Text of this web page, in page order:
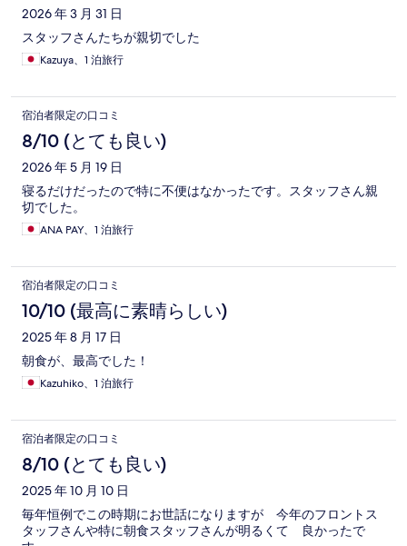
2026 年 3 月 31 日
スタッフさんたちが親切でした
Kazuya、1 泊旅行
宿泊者限定の口コミ
8/10 (とても良い)
2026 年 5 月 19 日
寝るだけだったので特に不便はなかったです。スタッフさん親
切でした。
ANA PAY、1 泊旅行
宿泊者限定の口コミ
10/10 (最高に素晴らしい)
2025 年 8 月 17 日
朝食が、最高でした！
Kazuhiko、1 泊旅行
宿泊者限定の口コミ
8/10 (とても良い)
2025 年 10 月 10 日
毎年恒例でこの時期にお世話になりますが 今年のフロントス
タッフさんや特に朝食スタッフさんが明るくて 良かったで